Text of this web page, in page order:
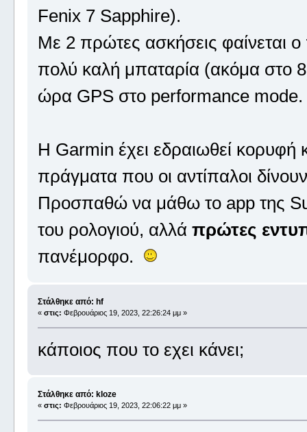
Fenix 7 Sapphire).
Με 2 πρώτες ασκήσεις φαίνεται
πολύ καλή μπαταρία (ακόμα στο
ώρα GPS στο performance mode.
Η Garmin έχει εδραιωθεί κορυφή
πράγματα που οι αντίπαλοι
Προσπαθώ να μάθω το app της
του ρολογιού, αλλά πρώτες
πανέμορφο.
Στάλθηκε από: hf
« στις: Φεβρουάριος 19, 2023, 22:26:24 μμ »
κάποιος που το εχει κάνει;
Στάλθηκε από: kloze
« στις: Φεβρουάριος 19, 2023, 22:06:22 μμ »